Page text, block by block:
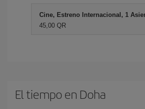
Cine, Estreno Internacional, 1
45,00 QR
El tiempo en Doha